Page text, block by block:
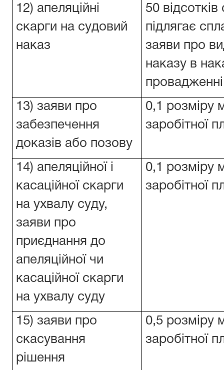
12) апеляційні
скарги на судовий
наказ
50
підлягає
заяви про
наказу в
провадженні
13) заяви про
забезпечення
доказів або позову
0,1 розміру
заробітної
14) апеляційної і
касаційної скарги
на ухвалу суду,
заяви про
приєднання до
апеляційної чи
касаційної скарги
на ухвалу суду
0,1 розміру
заробітної
15) заяви про
скасування
рішення
0,5 розміру
заробітної